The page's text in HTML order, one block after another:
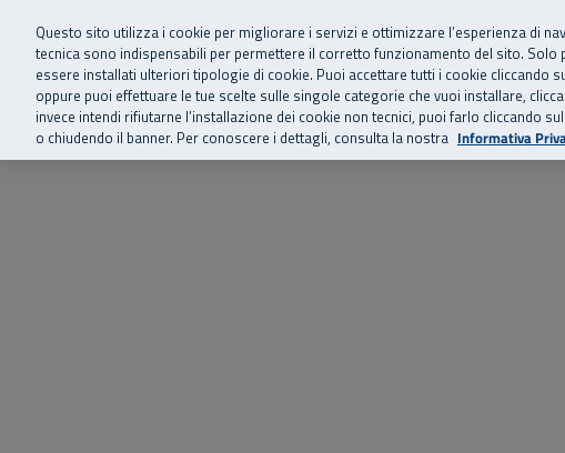
Vai al menu principale
Vai al contenuto principale
Vai al Footer
SuperAbile - il Contact Center Inail per il mondo della disabilità
Home Chi siamo Storie, news ed eventi
Questo sito utilizza i cookie per migliorare i servizi e ottimizzare l’esperienza di
tecnica sono indispensabili per permettere il corretto funzionamento del sito. Solo
essere installati ulteriori tipologie di cookie. Puoi accettare tutti i cookie cliccando sul
oppure puoi effettuare le tue scelte sulle singole categorie che vuoi installare,
invece intendi rifiutarne l’installazione dei cookie non tecnici, puoi farlo cliccando sul
o chiudendo il banner. Per conoscere i dettagli, consulta la nostra Informativa